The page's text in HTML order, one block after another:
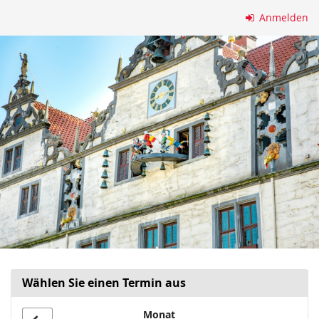
springen
Anmelden
Wählen Sie einen Termin aus
Monat